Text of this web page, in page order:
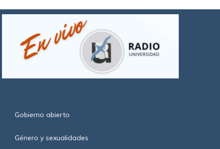
Gobierno abierto
Género y sexualidades